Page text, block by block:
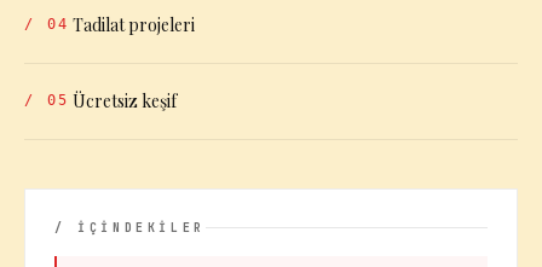
/ 04 Tadilat projeleri
/ 05 Ücretsiz keşif
/ İÇİNDEKİLER